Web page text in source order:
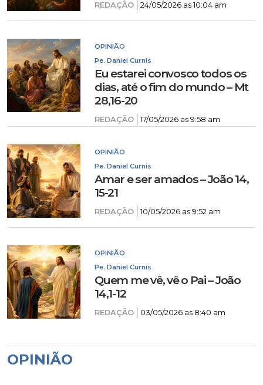
REDAÇÃO 24/05/2026 as 10:04 am
OPINIÃO
Pe. Daniel Curnis
Eu estarei convosco todos os
dias, até o fim do mundo – Mt
28,16-20
REDAÇÃO 17/05/2026 as 9:58 am
OPINIÃO
Pe. Daniel Curnis
Amar e ser amados – João 14,
15-21
REDAÇÃO 10/05/2026 as 9:52 am
OPINIÃO
Pe. Daniel Curnis
Quem me vê, vê o Pai – João
14,1-12
REDAÇÃO 03/05/2026 as 8:40 am
OPINIÃO